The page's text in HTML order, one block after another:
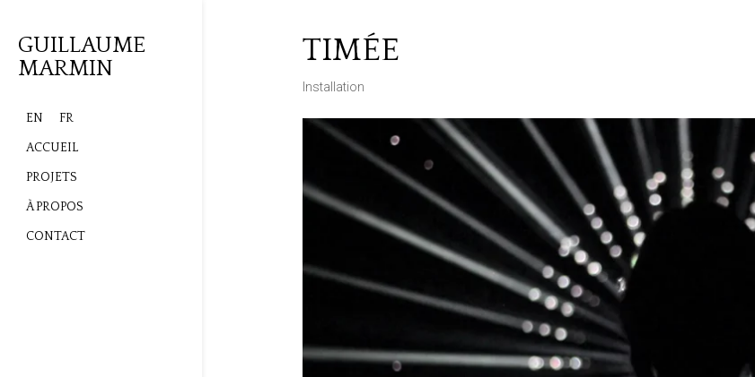
GUILLAUME
MARMIN
EN FR
ACCUEIL
PROJETS
À PROPOS
CONTACT
TIMÉE
Installation